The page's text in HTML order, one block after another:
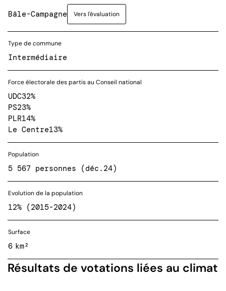
Bâle-Campagne Vers l'évaluation
Type de commune
Intermédiaire
Force électorale des partis au Conseil national
UDC32%
PS23%
PLR14%
Le Centre13%
Population
5 567 personnes (déc.24)
Evolution de la population
12% (2015-2024)
Surface
6 km²
Résultats de votations liées au climat